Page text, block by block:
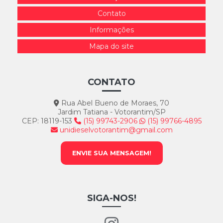
Contato
Informações
Mapa do site
CONTATO
Rua Abel Bueno de Moraes, 70
Jardim Tatiana - Votorantim/SP
CEP: 18119-153
(15) 99743-2906
(15) 99766-4895
unidieselvotorantim@gmail.com
ENVIE SUA MENSAGEM!
SIGA-NOS!